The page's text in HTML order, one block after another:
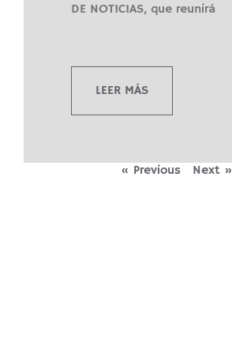
DE NOTICIAS, que reunirá
LEER MÁS
« Previous Next »